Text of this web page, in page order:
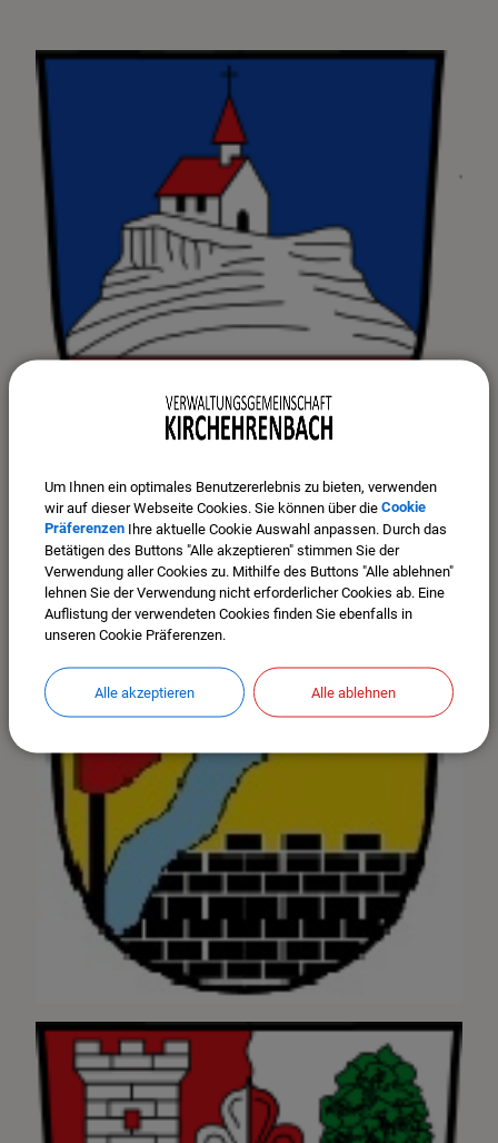
Um Ihnen ein optimales Benutzererlebnis zu bieten, verwenden
wir auf dieser Webseite Cookies. Sie können über die Cookie
Präferenzen Ihre aktuelle Cookie Auswahl anpassen. Durch das
Betätigen des Buttons "Alle akzeptieren" stimmen Sie der
Verwendung aller Cookies zu. Mithilfe des Buttons "Alle ablehnen"
lehnen Sie der Verwendung nicht erforderlicher Cookies ab. Eine
Auflistung der verwendeten Cookies finden Sie ebenfalls in
unseren Cookie Präferenzen.
Alle akzeptieren Alle ablehnen